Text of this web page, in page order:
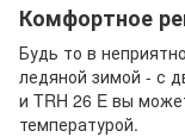
Комфортное
Будь то в
ледяной зимой - с
и TRH 26 E вы
температурой.